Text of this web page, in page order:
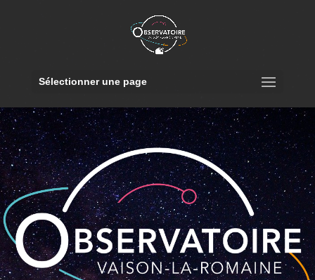
Sélectionner une page